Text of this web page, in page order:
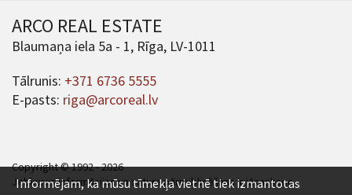
ARCO REAL ESTATE
Blaumaņa iela 5a - 1, Rīga, LV-1011
Tālrunis: +371 6736 5555
E-pasts: riga@arcoreal.lv
Copyright © 1992 - 2026
Jebkuras informācijas un satura pārpublicēšana ir jāsaskaņo.
Informējam, ka mūsu tīmekļa vietnē tiek izmantotas